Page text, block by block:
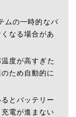
ムの一時的なバ
なる場合があ
度が高すぎた
ため自動的に
とバッテリー
電が進まない